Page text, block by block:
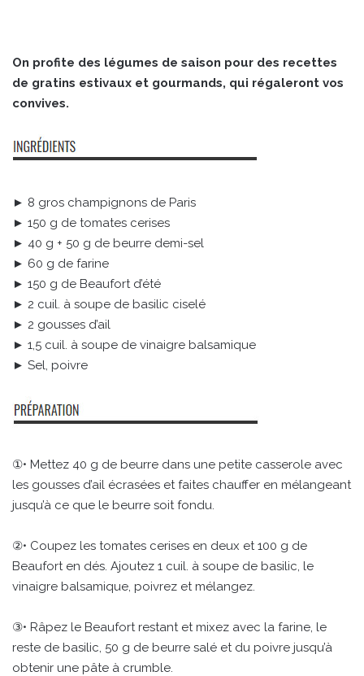
On profite des légumes de saison pour des recettes
de gratins estivaux et gourmands, qui régaleront vos
convives.
► 8 gros champignons de Paris
► 150 g de tomates cerises
► 40 g + 50 g de beurre demi-sel
► 60 g de farine
► 150 g de Beaufort d’été
► 2 cuil. à soupe de basilic ciselé
► 2 gousses d’ail
► 1,5 cuil. à soupe de vinaigre balsamique
► Sel, poivre
①• Mettez 40 g de beurre dans une petite casserole avec
les gousses d’ail écrasées et faites chauffer en mélangeant
jusqu’à ce que le beurre soit fondu.
②• Coupez les tomates cerises en deux et 100 g de
Beaufort en dés. Ajoutez 1 cuil. à soupe de basilic, le
vinaigre balsamique, poivrez et mélangez.
③• Râpez le Beaufort restant et mixez avec la farine, le
reste de basilic, 50 g de beurre salé et du poivre jusqu’à
obtenir une pâte à crumble.